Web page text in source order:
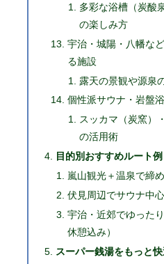
多彩な浴槽（炭酸
の楽しみ方
宇治・城陽・八幡な
る施設
露天の景観や源泉
個性派サウナ・岩盤
スッカマ（炭窯）
の活用術
目的別おすすめルート例
嵐山観光＋温泉で締
伏見周辺でサウナ中
宇治・近郊でゆった
休憩込み）
スーパー銭湯をもっと